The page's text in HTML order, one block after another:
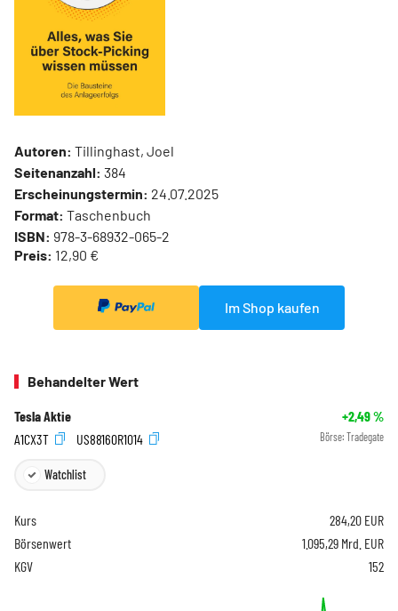
Autoren: Tillinghast, Joel
Seitenanzahl: 384
Erscheinungstermin: 24.07.2025
Format: Taschenbuch
ISBN: 978-3-68932-065-2
Preis: 12,90 €
Im Shop kaufen
Behandelter Wert
Tesla Aktie +2,49%
A1CX3T
US88160R1014 Börse: Tradegate
Watchlist
Kurs 284,20 EUR
Börsenwert
1.095,29 Mrd. EUR
KGV
152